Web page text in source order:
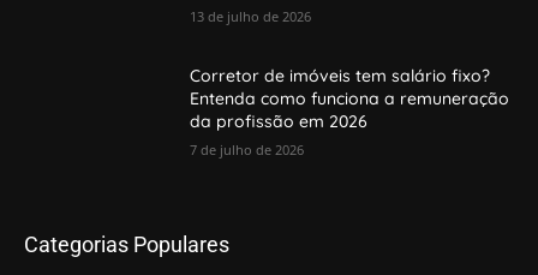
13 de julho de 2026
Corretor de imóveis tem salário fixo?
Entenda como funciona a remuneração
da profissão em 2026
7 de julho de 2026
Categorias Populares